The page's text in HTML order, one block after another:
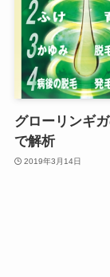
グローリンギ
で解析
2019年3月14日